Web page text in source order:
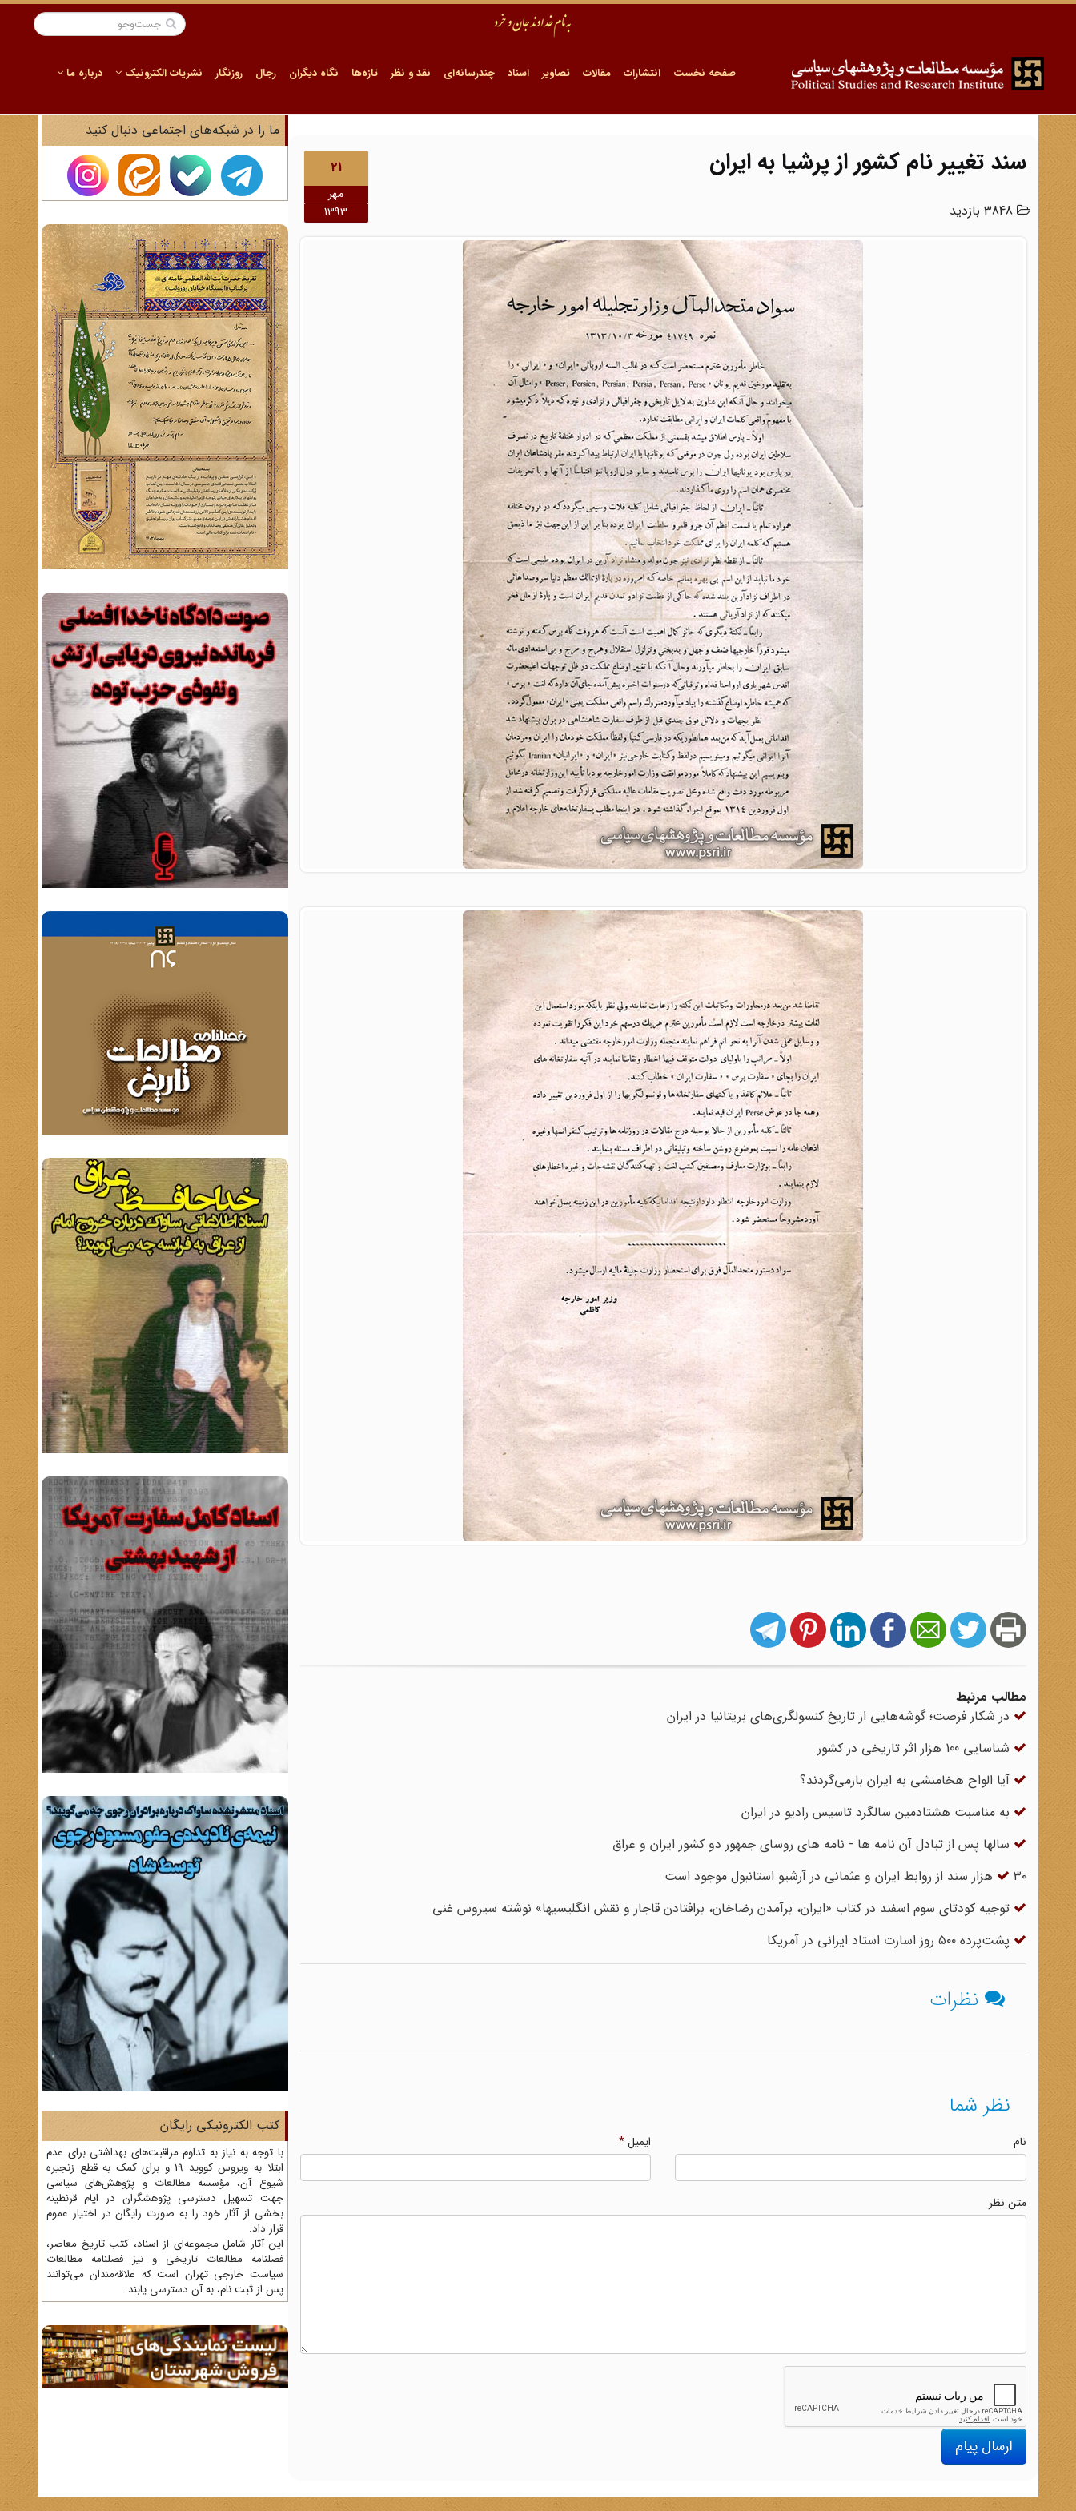
صفحه نخست انتشارات مقالات تصاویر اسناد چندرسانه‌ای نقد و نظر تازه‌ها نگاه دیگران رجال روزنگار نشریات الکترونیک درباره ما
21
مهر
1393
سند تغییر نام کشور از پرشیا به ایران
مطالب مرتبط
در شکار فرصت؛ گوشه‌هایی از تاریخ کنسولگری‌های بریتانیا در ایران
شناسایی 100 هزار اثر تاریخی در کشور
آیا الواح هخامنشی به ایران بازمی‌گردند؟
به مناسبت هشتادمین سالگرد تاسیس رادیو در ایران
سالها پس از تبادل آن نامه ها - نامه های روسای جمهور دو کشور ایران و عراق
۳۰ هزار سند از روابط ایران و عثمانی در آرشیو استانبول موجود است
توجیه کودتای سوم اسفند در کتاب «ایران، برآمدن رضاخان، برافتادن قاجار و نقش انگلیسیها» نوشته سیروس غنی
پشت‌پرده ۵۰۰ روز اسارت استاد ایرانی در آمریکا
نظرات
نظر شما
نام ایمیل*
متن نظر
ارسال پیام
ما را در شبکه‌های اجتماعی دنبال کنید
کتب الکترونیکی رایگان
با توجه به نیاز به تداوم مراقبت‌های بهداشتی برای عدم
ابتلا به ویروس کووید 19 و برای کمک به قطع زنجیره
شیوع آن، مؤسسه مطالعات و پژوهش‌های سیاسی
جهت تسهیل دسترسی پژوهشگران در ایام قرنطینه
بخشی از آثار خود را به صورت رایگان در اختیار عموم
قرار داد.
این آثار شامل مجموعه‌ای از اسناد، کتب تاریخ معاصر،
فصلنامه‌ مطالعات تاریخی و نیز فصلنامه مطالعات
سیاست خارجی تهران است که علاقه‌مندان می‌توانند
پس از ثبت نام، به آن دسترسی یابند.